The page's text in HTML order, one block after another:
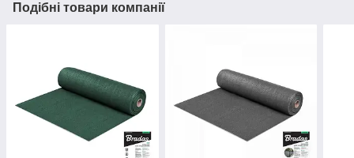
Подібні товари компанії